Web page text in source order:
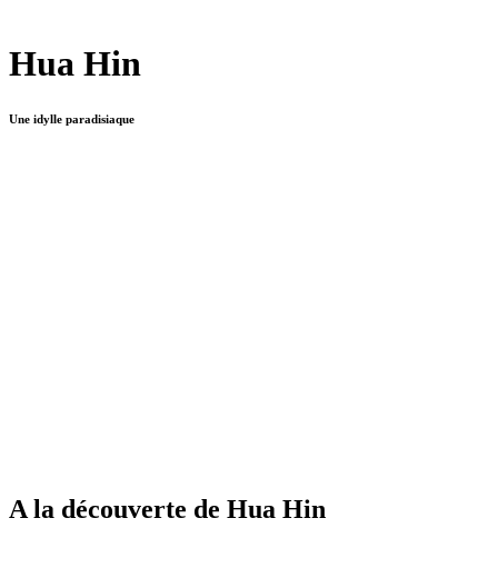
Hua Hin
Une idylle paradisiaque
A la découverte de Hua Hin